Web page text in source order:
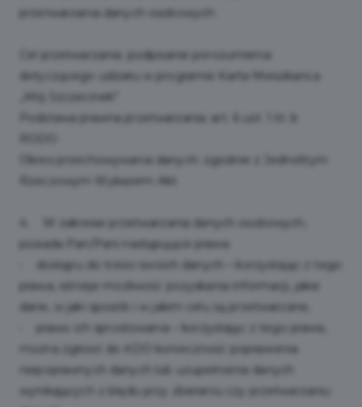
przetwarzania danych osobowych:
Cel przetwarzania: podpisanie porozumienia
dotyczącego udziału w programie Karta Mieszkańca
„Mój Szczecinek”
Podstawa prawna przetwarzania: art. 6 ust. 1 lit. b
Okres przechowywania danych: zgodnie z Jednolitym
Rzeczowym Wykazem Akt
4. W zakresie przetwarzania danych osobowych,
posiada Pan/Pani następujące prawa:
• dostępu do treści swoich danych – korzystając z tego
prawa, istnieje możliwość pozyskania informacji, jakie
dane, w jaki sposób i w jakim celu są przetwarzane,
• prawo ich sprostowania – korzystając z tego prawa,
można zgłosić do ADO konieczność poprawienia
niepoprawnych danych lub uzupełnienia danych
wynikających z błędu przy zbieraniu czy przetwarzaniu